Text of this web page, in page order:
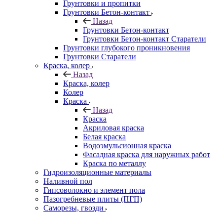
Грунтовки и пропитки
Грунтовки Бетон-контакт
Назад
Грунтовки Бетон-контакт
Грунтовки Бетон-контакт Старатели
Грунтовки глубокого проникновения
Грунтовки Старатели
Краска, колер
Назад
Краска, колер
Колер
Краска
Назад
Краска
Акриловая краска
Белая краска
Водоэмульсионная краска
Фасадная краска для наружных работ
Краска по металлу
Гидроизоляционные материалы
Наливной пол
Гипсоволокно и элемент пола
Пазогребневые плиты (ПГП)
Саморезы, гвозди